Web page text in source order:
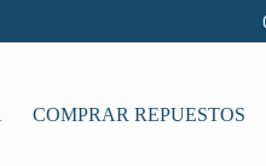
COMPRAR REPUESTOS